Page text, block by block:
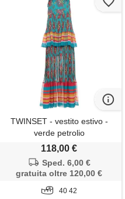
TWINSET - vestito estivo -
verde petrolio
118,00 €
Sped. 6,00 €
gratuita oltre 120,00 €
40 42